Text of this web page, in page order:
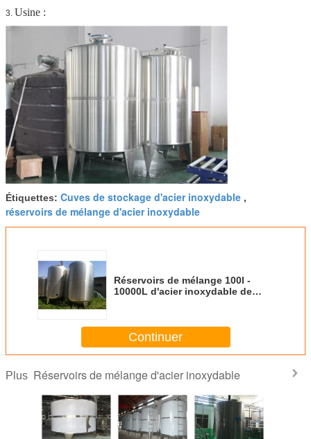
3. Usine :
Étiquettes: Cuves de stockage d'acier inoxydable ,
réservoirs de mélange d'acier inoxydable
Réservoirs de mélange 100l -
10000L d'acier inoxydable de
Continuer
Plus Réservoirs de mélange d'acier inoxydable